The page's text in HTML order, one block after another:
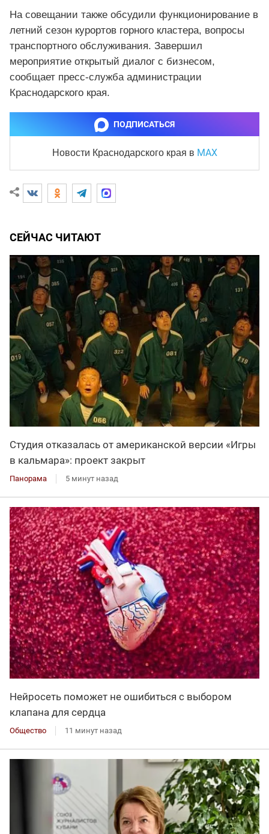
На совещании также обсудили функционирование в
летний сезон курортов горного кластера, вопросы
транспортного обслуживания. Завершил
мероприятие открытый диалог с бизнесом,
сообщает пресс-служба администрации
Краснодарского края.
ПОДПИСАТЬСЯ
Новости Краснодарского края в MAX
СЕЙЧАС ЧИТАЮТ
Студия отказалась от американской версии «Игры
в кальмара»: проект закрыт
Панорама 5 минут назад
Нейросеть поможет не ошибиться с выбором
клапана для сердца
Общество 11 минут назад